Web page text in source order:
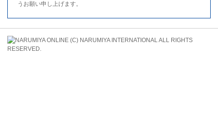
うお願い申し上げます。